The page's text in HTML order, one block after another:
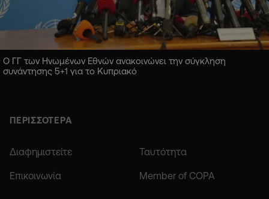
Ο ΓΓ των Ηνωμένων Εθνών ανακοινώνει την σύγκληση
συνάντησης 5+1 για το Κυπριακό
ΠΕΡΙΣΣΟΤΕΡΑ
Διαφημιστείτε Ταυτότητα
Επικοινωνία Member of COPA